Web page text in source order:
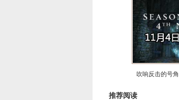
吹响反击的号
推荐阅读